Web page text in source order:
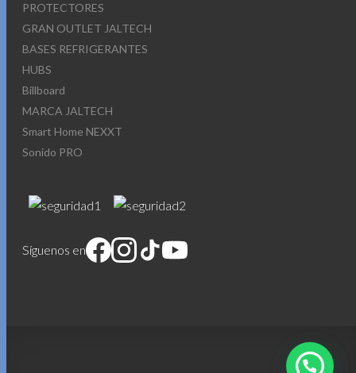
PROTECTORES
GRAN OUTLET JALTECH
BASES REFRIGERANTES
HUBS
Billboard
MARCA JALTECH
Smart Home NEXXT
Sonido PRO
Síguenos en